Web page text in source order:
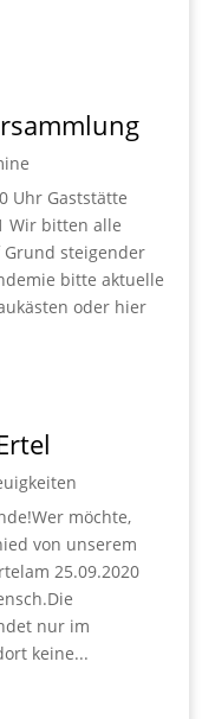
Uhr Gaststätte
Wir bitten alle
steigender
bitte aktuelle
oder hier
möchte,
von unserem
25.09.2020
nur im
keine...